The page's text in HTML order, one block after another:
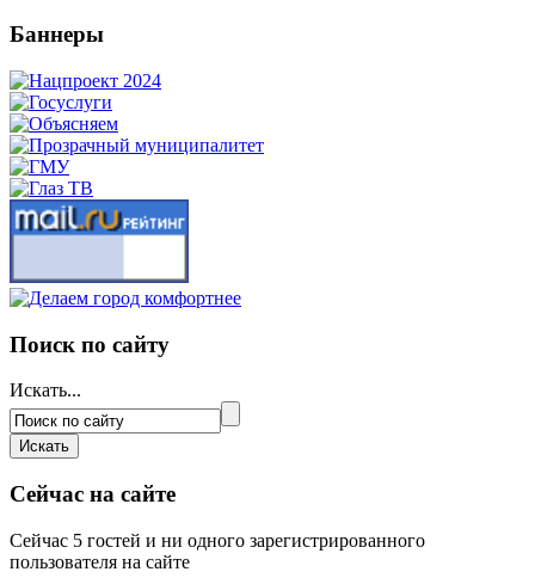
Баннеры
Поиск по сайту
Искать...
Сейчас на сайте
Сейчас 5 гостей и ни одного зарегистрированного
пользователя на сайте